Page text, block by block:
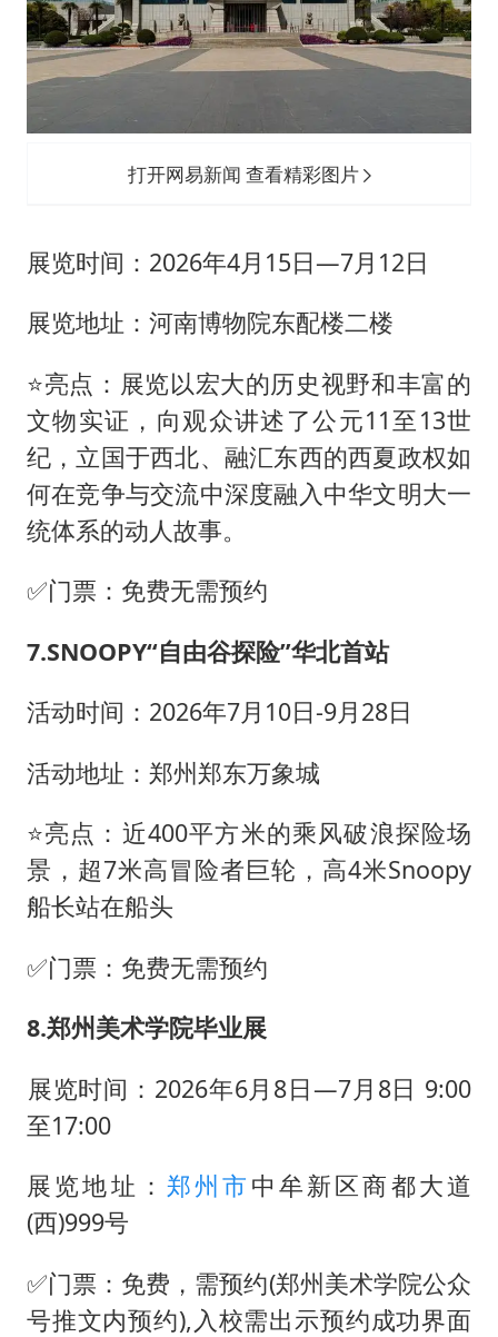
打开网易新闻 查看精彩图片
️展览时间：2026年4月15日—7月12日
展览地址：河南博物院东配楼二楼
⭐亮点：展览以宏大的历史视野和丰富的
文物实证，向观众讲述了公元11至13世
纪，立国于西北、融汇东西的西夏政权如
何在竞争与交流中深度融入中华文明大一
统体系的动人故事。
✅门票：免费无需预约
7.SNOOPY“自由谷探险”华北首站
️活动时间：2026年7月10日-9月28日
活动地址：郑州郑东万象城
⭐亮点：近400平方米的乘风破浪探险场
景，超7米高冒险者巨轮，高4米Snoopy
船长站在船头
✅门票：免费无需预约
8.郑州美术学院毕业展
️展览时间：2026年6月8日—7月8日 9:00
至17:00
展览地址： 郑州市 中牟新区商都大道
(西)999号
✅门票：免费，需预约(郑州美术学院公众
号推文内预约),入校需出示预约成功界面